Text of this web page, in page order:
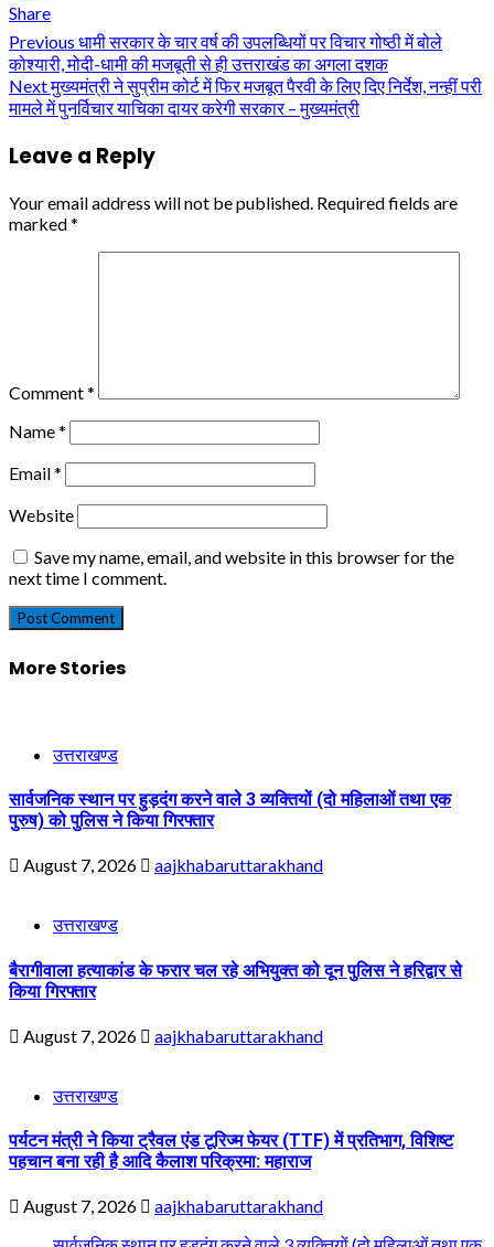
Share
Continue
Reading
Previous धामी सरकार के चार वर्ष की उपलब्धियों पर विचार गोष्ठी में बोले
कोश्यारी, मोदी-धामी की मजबूती से ही उत्तराखंड का अगला दशक
Nextमुख्यमंत्री ने सुप्रीम कोर्ट में फिर मजबूत पैरवी के लिए दिए निर्देश, नन्हीं परी
मामले में पुनर्विचार याचिका दायर करेगी सरकार – मुख्यमंत्री
Leave a Reply
Your email address will not be published. Required fields are
marked*
Comment*
Name*
Email*
Website
Save my name, email, and website in this browser for the
next time I comment.
More Stories
उत्तराखण्ड
सार्वजनिक स्थान पर हुड़दंग करने वाले 3 व्यक्तियों (दो महिलाओं तथा एक
पुरुष) को पुलिस ने किया गिरफ्तार
August 7, 2026 aajkhabaruttarakhand
उत्तराखण्ड
बैरागीवाला हत्याकांड के फरार चल रहे अभियुक्त को दून पुलिस ने हरिद्वार से
किया गिरफ्तार
August 7, 2026 aajkhabaruttarakhand
उत्तराखण्ड
पर्यटन मंत्री ने किया ट्रैवल एंड टूरिज्म फेयर (TTF) में प्रतिभाग, विशिष्ट
पहचान बना रही है आदि कैलाश परिक्रमा: महाराज
August 7, 2026
aajkhabaruttarakhand